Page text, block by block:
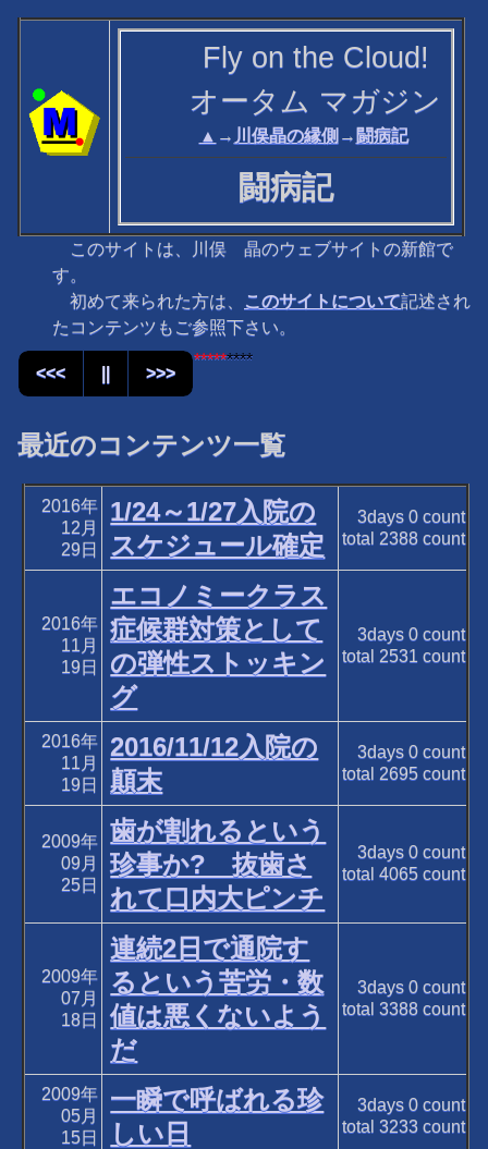
Fly on the Cloud!
オータム マガジン
▲ → 川俣晶の縁側 → 闘病記
闘病記
このサイトは、川俣 晶のウェブサイトの新館で
す。
初めて来られた方は、
このサイトについて記述され
たコンテンツもご参照下さい。
<<< || >>>
*********
最近のコンテンツ一覧
2016年
12月
29日
1/24～1/27入院の
スケジュール確定
3days 0count
total 2388count
2016年
11月
19日
エコノミークラス
症候群対策として
の弾性ストッキン
グ
3days 0count
total 2531 count
2016年
11月
19日
2016/11/12入院の
顛末
3days 0count
total 2695count
2009年
09月
25日
歯が割れるという
珍事か? 抜歯さ
れて口内大ピンチ
3days 0count
total 4065count
2009年
07月
18日
連続2日で通院す
るという苦労・数
値は悪くないよう
だ
3days 0count
total 3388count
2009年
05月
15日
一瞬で呼ばれる珍
しい日
3days 0count
total 3233count